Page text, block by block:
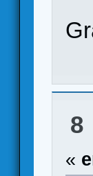
8
«